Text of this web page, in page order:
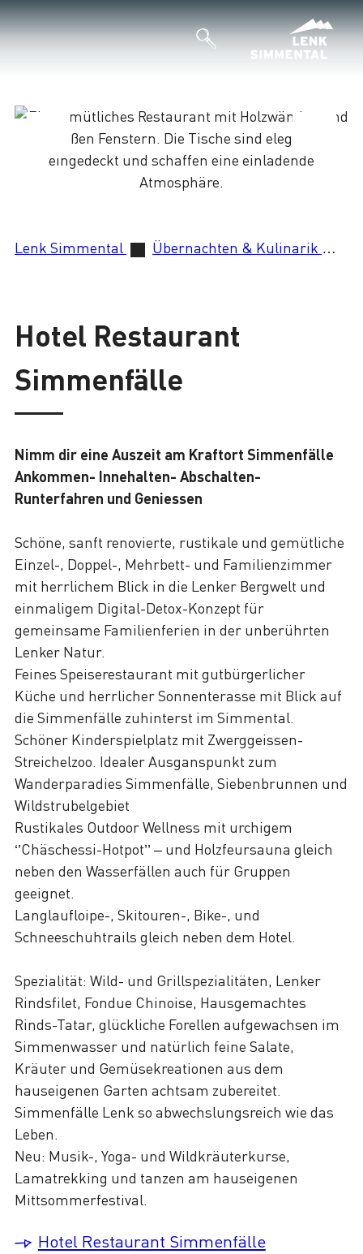
Lade
Lenk Simmental Übernachten & Kulinarik
Hotel Restaurant
Simmenfälle
Nimm dir eine Auszeit am Kraftort Simmenfälle
Ankommen- Innehalten- Abschalten-
Runterfahren und Geniessen
Schöne, sanft renovierte, rustikale und gemütliche
Einzel-, Doppel-, Mehrbett- und Familienzimmer
mit herrlichem Blick in die Lenker Bergwelt und
einmaligem Digital-Detox-Konzept für
gemeinsame Familienferien in der unberührten
Lenker Natur.
Feines Speiserestaurant mit gutbürgerlicher
Küche und herrlicher Sonnenterasse mit Blick auf
die Simmenfälle zuhinterst im Simmental.
Schöner Kinderspielplatz mit Zwerggeissen-
Streichelzoo. Idealer Ausganspunkt zum
Wanderparadies Simmenfälle, Siebenbrunnen und
Wildstrubelgebiet
Rustikales Outdoor Wellness mit urchigem
‘’Chäschessi-Hotpot’’ – und Holzfeursauna gleich
neben den Wasserfällen auch für Gruppen
geeignet.
Langlaufloipe-, Skitouren-, Bike-, und
Schneeschuhtrails gleich neben dem Hotel.
Spezialität: Wild- und Grillspezialitäten, Lenker
Rindsfilet, Fondue Chinoise, Hausgemachtes
Rinds-Tatar, glückliche Forellen aufgewachsen im
Simmenwasser und natürlich feine Salate,
Kräuter und Gemüsekreationen aus dem
hauseigenen Garten achtsam zubereitet.
Simmenfälle Lenk so abwechslungsreich wie das
Leben.
Neu: Musik-, Yoga- und Wildkräuterkurse,
Lamatrekking und tanzen am hauseigenen
Mittsommerfestival.
Hotel Restaurant Simmenfälle